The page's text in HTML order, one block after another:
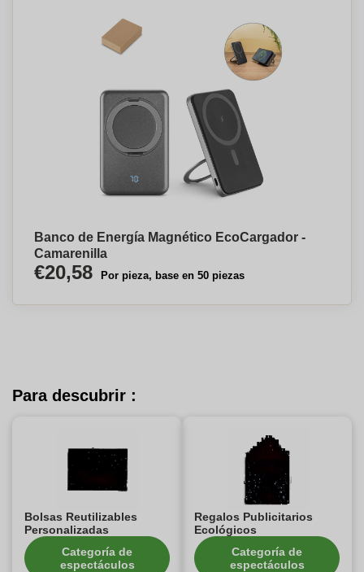
Banco de Energía Magnético EcoCargador -
Camarenilla
€20,58 Por pieza, base en 50 piezas
Para descubrir :
Bolsas Reutilizables
Personalizadas
Categoría de
espectáculos
Regalos Publicitarios
Ecológicos
Categoría de
espectáculos